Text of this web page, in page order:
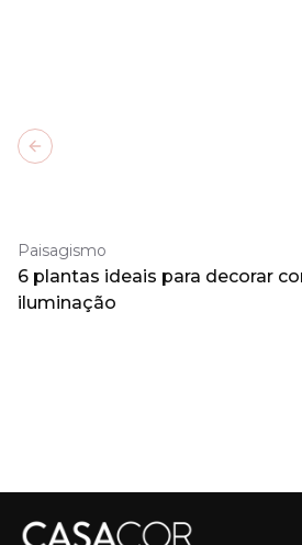
Paisagismo
6 plantas ideais para decorar
iluminação
Previous slide